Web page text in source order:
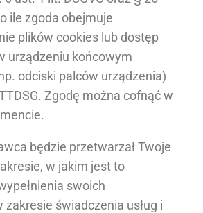
ile zgoda obejmuje
plików cookies lub dostęp
urządzeniu końcowym
odciski palców urządzenia)
Zgodę można cofnąć w
będzie przetwarzał Twoje
w jakim jest to
swoich
zakresie świadczenia usług i